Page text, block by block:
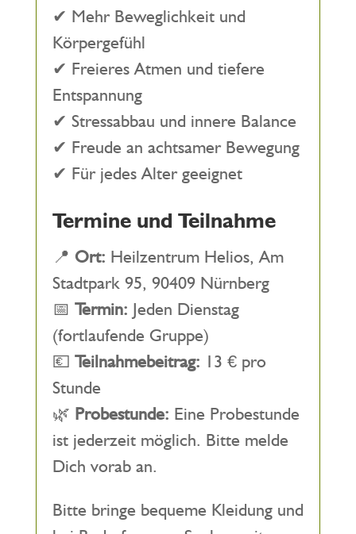
✔ Mehr Beweglichkeit und
Körpergefühl
✔ Freieres Atmen und tiefere
Entspannung
✔ Stressabbau und innere Balance
✔ Freude an achtsamer Bewegung
✔ Für jedes Alter geeignet
Termine und Teilnahme
📍 Ort: Heilzentrum Helios, Am
Stadtpark 95, 90409 Nürnberg
📅 Termin: Jeden Dienstag
(fortlaufende Gruppe)
💶 Teilnahmebeitrag: 13 € pro
Stunde
🌿 Probestunde: Eine Probestunde
ist jederzeit möglich. Bitte melde
Dich vorab an.
Bitte bringe bequeme Kleidung und